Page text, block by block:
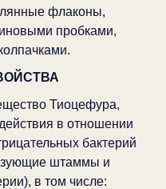
флаконы,
пробками,
Тиоцефура,
в отношении
бактерий
штаммы и
в том числе: